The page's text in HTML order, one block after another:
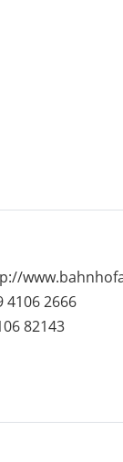
4106 2666
82143